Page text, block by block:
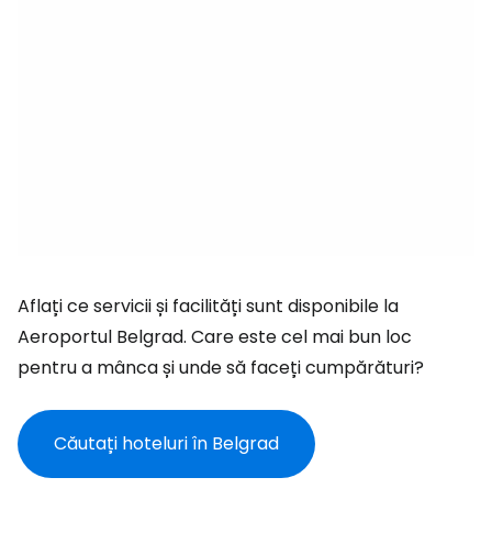
Aflați ce servicii și facilități sunt disponibile la
Aeroportul Belgrad. Care este cel mai bun loc
pentru a mânca și unde să faceți cumpărături?
Căutați hoteluri în Belgrad